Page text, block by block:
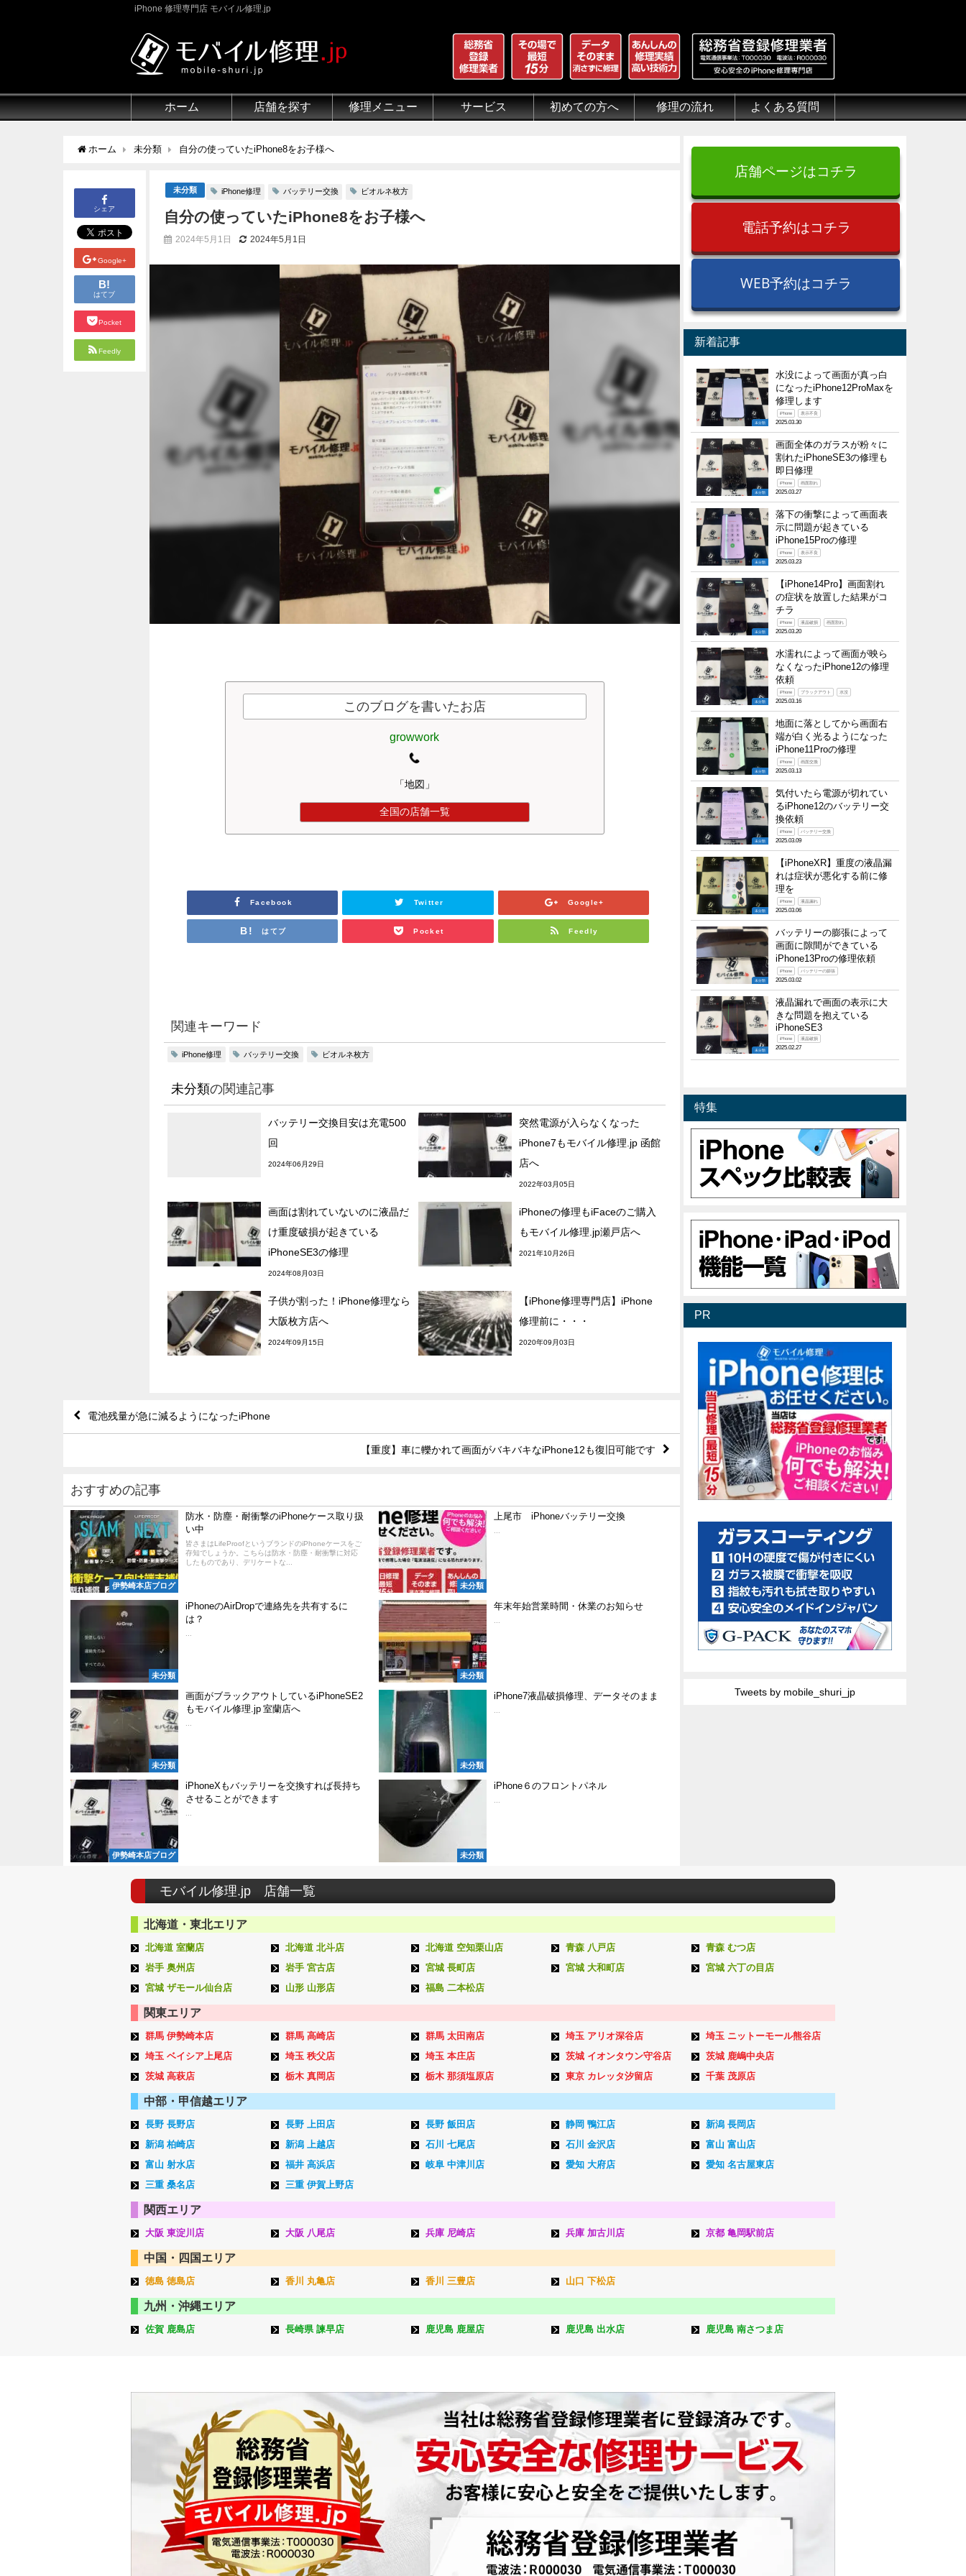
iPhone 修理専門店 モバイル修理.jp
ホーム 店舗を探す 修理メニュー サービス 初めての方へ 修理の流れ よくある質問
ホーム 未分類 自分の使っていたiPhone8をお子様へ
シェア
Google+
B!
はてブ
Pocket
Feedly
未分類 iPhone修理 バッテリー交換 ビオルネ枚方
自分の使っていたiPhone8をお子様へ
2024年5月1日 2024年5月1日
このブログを書いたお店
growwork
「地図」
全国の店舗一覧
Facebook Twitter Google+
はてブ Pocket Feedly
関連キーワード
iPhone修理 バッテリー交換 ビオルネ枚方
未分類の関連記事
バッテリー交換目安は充電500
回
2024年06月29日
突然電源が入らなくなった
iPhone7もモバイル修理.jp 函館
店へ
2022年03月05日
画面は割れていないのに液晶だ
け重度破損が起きている
iPhoneSE3の修理
2024年08月03日
iPhoneの修理もiFaceのご購入
もモバイル修理.jp瀬戸店へ
2021年10月26日
子供が割った！iPhone修理なら
大阪枚方店へ
2024年09月15日
【iPhone修理専門店】iPhone
修理前に・・・
2020年09月03日
電池残量が急に減るようになったiPhone
【重度】車に轢かれて画面がバキバキなiPhone12も復旧可能です
おすすめの記事
伊勢崎本店ブログ
防水・防塵・耐衝撃のiPhoneケース取り扱
い中
皆さまはLifeProofというブランドのiPhoneケースをご
存知でしょうか。こちらは防水・防塵・耐衝撃に対応
したものであり、デリケートな...
未分類
上尾市 iPhoneバッテリー交換
未分類
iPhoneのAirDropで連絡先を共有するに
は？
未分類
年末年始営業時間・休業のお知らせ
未分類
画面がブラックアウトしているiPhoneSE2
もモバイル修理.jp 室蘭店へ
未分類
iPhone7液晶破損修理、データそのまま
伊勢崎本店ブログ
iPhoneXもバッテリーを交換すれば長持ち
させることができます
未分類
iPhone６のフロントパネル
店舗ページはコチラ
電話予約はコチラ
WEB予約はコチラ
新着記事
未分類
水没によって画面が真っ白
になったiPhone12ProMaxを
修理します
iPhone 表示不良
2025.03.30
未分類
画面全体のガラスが粉々に
割れたiPhoneSE3の修理も
即日修理
iPhone 画面割れ
2025.03.27
未分類
落下の衝撃によって画面表
示に問題が起きている
iPhone15Proの修理
iPhone 表示不良
2025.03.23
未分類
【iPhone14Pro】画面割れ
の症状を放置した結果がコ
チラ
iPhone 液晶破損 画面割れ
2025.03.20
未分類
水濡れによって画面が映ら
なくなったiPhone12の修理
依頼
iPhone ブラックアウト 水没
2025.03.16
未分類
地面に落としてから画面右
端が白く光るようになった
iPhone11Proの修理
iPhone 画面交換
2025.03.13
未分類
気付いたら電源が切れてい
るiPhone12のバッテリー交
換依頼
iPhone バッテリー交換
2025.03.09
未分類
【iPhoneXR】重度の液晶漏
れは症状が悪化する前に修
理を
iPhone 液晶漏れ
2025.03.06
未分類
バッテリーの膨張によって
画面に隙間ができている
iPhone13Proの修理依頼
iPhone バッテリーの膨張
2025.03.02
未分類
液晶漏れで画面の表示に大
きな問題を抱えている
iPhoneSE3
iPhone 液晶破損
2025.02.27
特集
PR
Tweets by mobile_shuri_jp
モバイル修理.jp 店舗一覧
北海道・東北エリア
北海道 室蘭店 北海道 北斗店 北海道 空知栗山店 青森 八戸店
青森 むつ店
岩手 奥州店
岩手 宮古店 宮城 長町店 宮城 大和町店
宮城 六丁の目店
宮城 ザモール仙台店
山形 山形店 福島 二本松店
関東エリア
群馬 伊勢崎本店 群馬 高崎店 群馬 太田南店 埼玉 アリオ深谷店
埼玉 ニットーモール熊谷店
埼玉 ベイシア上尾店
埼玉 秩父店 埼玉 本庄店 茨城 イオンタウン守谷店
茨城 鹿嶋中央店
茨城 高萩店
栃木 真岡店 栃木 那須塩原店 東京 カレッタ汐留店 千葉 茂原店
中部・甲信越エリア
長野 長野店 長野 上田店 長野 飯田店 静岡 鴨江店
新潟 長岡店
新潟 柏崎店
新潟 上越店 石川 七尾店 石川 金沢店
富山 富山店
富山 射水店
福井 高浜店 岐阜 中津川店 愛知 大府店
愛知 名古屋東店
三重 桑名店
三重 伊賀上野店
関西エリア
大阪 東淀川店 大阪 八尾店 兵庫 尼崎店 兵庫 加古川店 京都 亀岡駅前店
中国・四国エリア
徳島 徳島店 香川 丸亀店 香川 三豊店 山口 下松店
九州・沖縄エリア
佐賀 鹿島店 長崎県 諫早店 鹿児島 鹿屋店 鹿児島 出水店 鹿児島 南さつま店